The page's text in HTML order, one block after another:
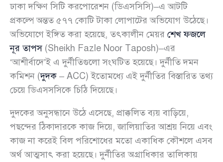
ঢাকা দক্ষিণ সিটি করপোরেশন (ডিএসসিসি)–এ আটটি
প্রকল্পে অন্তত ৫৭৭ কোটি টাকা লোপাটের অভিযোগ উঠেছে।
অভিযোগে ইঙ্গিত করা হয়েছে, তৎকালীন মেয়র শেখ ফজলে
নূর তাপস(Sheikh Fazle Noor Taposh)–এর
‘আশীর্বাদে’ই এ দুর্নীতিগুলো সংঘটিত হয়েছে। দুর্নীতি দমন
কমিশন (দুদক – ACC) ইতোমধ্যে এই দুর্নীতির বিস্তারিত তথ্য
চেয়ে ডিএসসসিকে চিঠি দিয়েছে।
দুদকের অনুসন্ধানে উঠে এসেছে, প্রাক্কলিত ব্যয় বাড়িয়ে,
পছন্দের ঠিকাদারকে কাজ দিয়ে, জালিয়াতির আশ্রয় নিয়ে এবং
কাজ না করেই বিল পরিশোধের মতো একাধিক কৌশলে এসব
অর্থ আত্মসাৎ করা হয়েছে। দুর্নীতির অগ্রাধিকার তালিকায়